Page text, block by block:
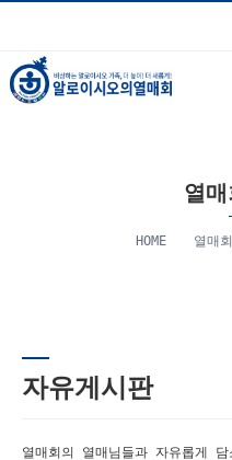
열
HOME 열매
자유게시판
열매회의 열매님들과 자유롭게